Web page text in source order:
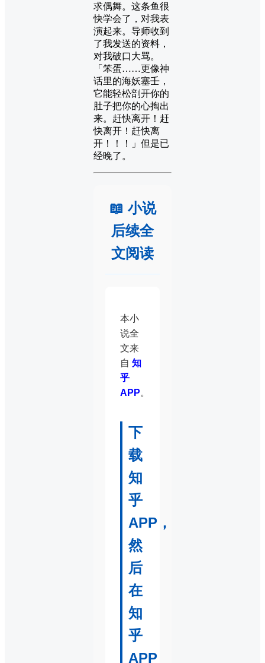
求偶舞。这条鱼很
快学会了，对我表
演起来。导师收到
了我发送的资料，
对我破口大骂。
「笨蛋……更像神
话里的海妖塞壬，
它能轻松剖开你的
肚子把你的心掏出
来。赶快离开！赶
快离开！赶快离
开！！！」但是已
经晚了。
📖 小说
后续全
文阅读
本小
说全
文来
自 知
乎
APP。
下
载
知
乎
APP，
然
后
在
知
乎
APP